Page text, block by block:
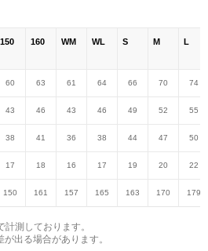
150 160 WM WL S M L
60 63 61 64 66 70 74
43 46 43 46 49 52 55
38 41 36 38 44 47 50
17 18 16 17 19 20 22
150 161 157 165 163 170 179
測しております。
出る場合があります。